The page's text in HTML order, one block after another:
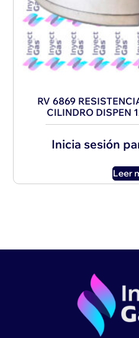
RV 6869
CILINDRO DISPEN
Inicia sesión
Leer